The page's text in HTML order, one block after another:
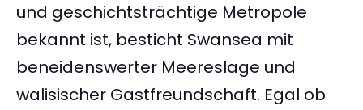
und geschichtsträchtige Metropole
bekannt ist, besticht Swansea mit
beneidenswerter Meereslage und
walisischer Gastfreundschaft. Egal ob